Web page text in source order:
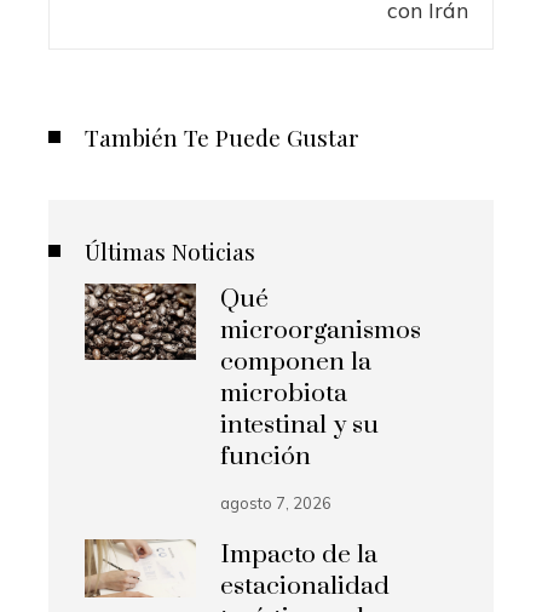
También Te Puede Gustar
Últimas Noticias
Qué
microorganismos
componen la
microbiota
intestinal y su
función
agosto 7, 2026
Impacto de la
estacionalidad